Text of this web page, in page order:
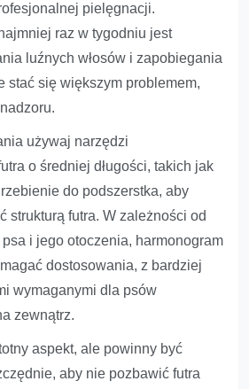
pielęgnacji.
raz w tygodniu jest
luźnych włosów i zapobiegania
stać się większym problemem,
używaj narzędzi
o średniej długości, takich jak
do podszerstka, aby
strukturą futra. W zależności od
i jego otoczenia, harmonogram
dostosowania, z bardziej
wymaganymi dla psów
zewnątrz.
aspekt, ale powinny być
aby nie pozbawić futra